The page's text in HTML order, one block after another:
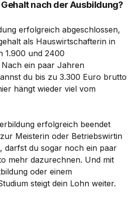
nach der Ausbildung?
erfolgreich abgeschlossen,
als Hauswirtschafterin in
1.900 und 2400
Nach ein paar Jahren
du bis zu 3.300 Euro brutto
hängt wieder viel vom
erfolgreich beendet
Meisterin oder Betriebswirtin
darfst du sogar noch ein paar
mehr dazurechnen. Und mit
oder einem
steigt dein Lohn weiter.